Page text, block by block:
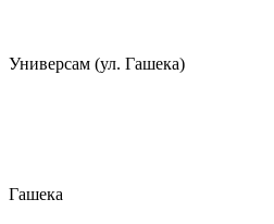
Универсам (ул. Гашека)
Гашека